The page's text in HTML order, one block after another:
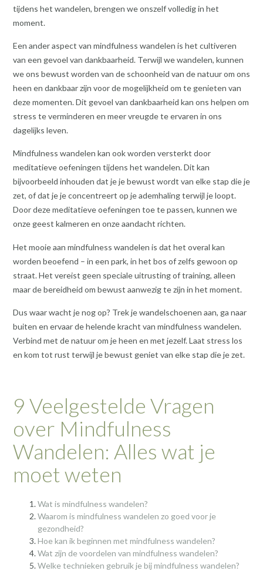
tijdens het wandelen, brengen we onszelf volledig in het
moment.
Een ander aspect van mindfulness wandelen is het cultiveren
van een gevoel van dankbaarheid. Terwijl we wandelen, kunnen
we ons bewust worden van de schoonheid van de natuur om ons
heen en dankbaar zijn voor de mogelijkheid om te genieten van
deze momenten. Dit gevoel van dankbaarheid kan ons helpen om
stress te verminderen en meer vreugde te ervaren in ons
dagelijks leven.
Mindfulness wandelen kan ook worden versterkt door
meditatieve oefeningen tijdens het wandelen. Dit kan
bijvoorbeeld inhouden dat je je bewust wordt van elke stap die je
zet, of dat je je concentreert op je ademhaling terwijl je loopt.
Door deze meditatieve oefeningen toe te passen, kunnen we
onze geest kalmeren en onze aandacht richten.
Het mooie aan mindfulness wandelen is dat het overal kan
worden beoefend – in een park, in het bos of zelfs gewoon op
straat. Het vereist geen speciale uitrusting of training, alleen
maar de bereidheid om bewust aanwezig te zijn in het moment.
Dus waar wacht je nog op? Trek je wandelschoenen aan, ga naar
buiten en ervaar de helende kracht van mindfulness wandelen.
Verbind met de natuur om je heen en met jezelf. Laat stress los
en kom tot rust terwijl je bewust geniet van elke stap die je zet.
9 Veelgestelde Vragen
over Mindfulness
Wandelen: Alles wat je
moet weten
Wat is mindfulness wandelen?
Waarom is mindfulness wandelen zo goed voor je
gezondheid?
Hoe kan ik beginnen met mindfulness wandelen?
Wat zijn de voordelen van mindfulness wandelen?
Welke technieken gebruik je bij mindfulness wandelen?